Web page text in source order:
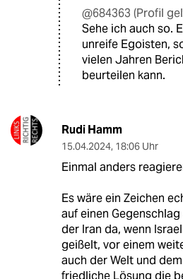
@684363 (Profil
Sehe ich auch so.
unreife Egoisten,
vielen Jahren
beurteilen kann.
Rudi Hamm
15.04.2024, 18:06 Uhr
Einmal anders
Es wäre ein Zeichen
auf einen
der Iran da, wenn
geißelt, vor einem
auch der Welt und
friedliche Lösung die